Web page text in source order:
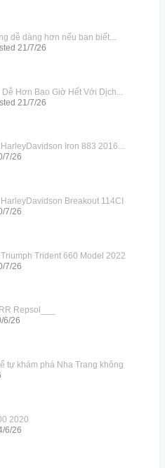
dễ dàng hơn nếu bạn biết...
21/7/26
Hơn Bao Giờ Hết Với Dịch...
21/7/26
Iron 883 2016...
7/26
Breakout 114CI
7/26
Trident 660 Model 2022
7/26
Repsol___
6/26
tự khám phá Nha Trang không
2020
6/26